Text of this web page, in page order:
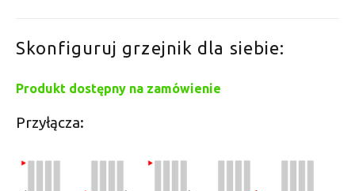
Skonfiguruj grzejnik dla siebie:
Produkt dostępny na zamówienie
Przyłącza: